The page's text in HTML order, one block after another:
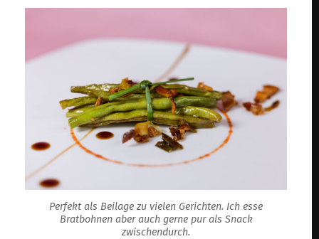
Perfekt als Beilage zu vielen Gerichten. Ich esse
Bratbohnen aber auch gerne pur als Snack
zwischendurch.